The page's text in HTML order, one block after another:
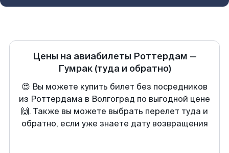
Цены на авиабилеты Роттердам —
Гумрак (туда и обратно)
😍 Вы можете купить билет без посредников
из Роттердама в Волгоград по выгодной цене
🙌. Также вы можете выбрать перелет туда и
обратно, если уже знаете дату возвращения